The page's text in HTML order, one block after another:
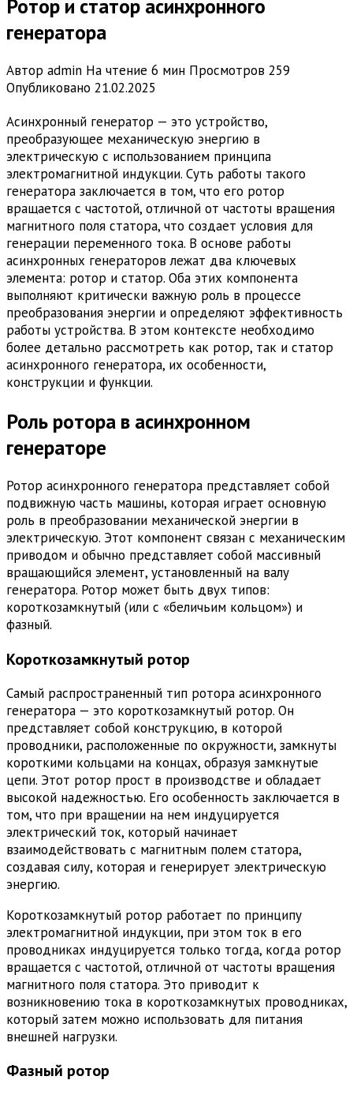
Ротор и статор асинхронного
генератора
Автор admin На чтение 6 мин Просмотров 259
Опубликовано 21.02.2025
Асинхронный генератор — это устройство,
преобразующее механическую энергию в
электрическую с использованием принципа
электромагнитной индукции. Суть работы такого
генератора заключается в том, что его ротор
вращается с частотой, отличной от частоты вращения
магнитного поля статора, что создает условия для
генерации переменного тока. В основе работы
асинхронных генераторов лежат два ключевых
элемента: ротор и статор. Оба этих компонента
выполняют критически важную роль в процессе
преобразования энергии и определяют эффективность
работы устройства. В этом контексте необходимо
более детально рассмотреть как ротор, так и статор
асинхронного генератора, их особенности,
конструкции и функции.
Роль ротора в асинхронном
генераторе
Ротор асинхронного генератора представляет собой
подвижную часть машины, которая играет основную
роль в преобразовании механической энергии в
электрическую. Этот компонент связан с механическим
приводом и обычно представляет собой массивный
вращающийся элемент, установленный на валу
генератора. Ротор может быть двух типов:
короткозамкнутый (или с «беличьим кольцом») и
фазный.
Короткозамкнутый ротор
Самый распространенный тип ротора асинхронного
генератора — это короткозамкнутый ротор. Он
представляет собой конструкцию, в которой
проводники, расположенные по окружности, замкнуты
короткими кольцами на концах, образуя замкнутые
цепи. Этот ротор прост в производстве и обладает
высокой надежностью. Его особенность заключается в
том, что при вращении на нем индуцируется
электрический ток, который начинает
взаимодействовать с магнитным полем статора,
создавая силу, которая и генерирует электрическую
энергию.
Короткозамкнутый ротор работает по принципу
электромагнитной индукции, при этом ток в его
проводниках индуцируется только тогда, когда ротор
вращается с частотой, отличной от частоты вращения
магнитного поля статора. Это приводит к
возникновению тока в короткозамкнутых проводниках,
который затем можно использовать для питания
внешней нагрузки.
Фазный ротор